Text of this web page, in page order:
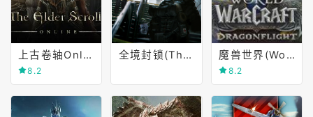
上古卷轴Online(The Elder Scrolls Online)
8.2
全境封锁(The Division) 魔兽世界(World of Warcraft)
8.2